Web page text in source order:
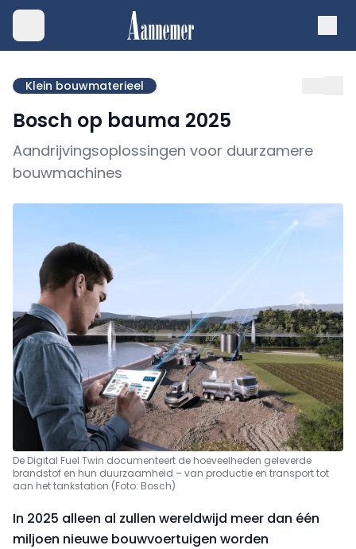
Klein bouwmaterieel
Bosch op bauma 2025
Aandrijvingsoplossingen voor duurzamere
bouwmachines
De Digital Fuel Twin documenteert de hoeveelheden geleverde
brandstof en hun duurzaamheid – van productie en transport tot
aan het tankstation (Foto: Bosch)
In 2025 alleen al zullen wereldwijd meer dan één
miljoen nieuwe bouwvoertuigen worden